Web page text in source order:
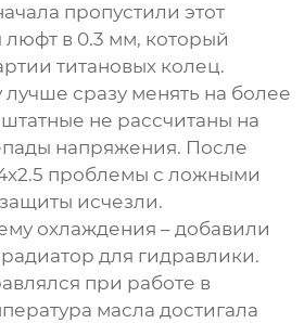
пропустили этот
люфт в 0.3 мм, который
титановых колец.
сразу менять на более
не рассчитаны на
напряжения. После
проблемы с ложными
исчезли.
охлаждения – добавили
для гидравлики.
при работе в
масла достигала